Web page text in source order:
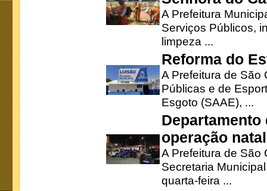
A Prefeitura
Serviços Públicos,
limpeza ...
Reforma do
A Prefeitura de São
Públicas e de
Esgoto (SAAE), ...
operação
A Prefeitura de São
Secretaria
quarta-feira ...